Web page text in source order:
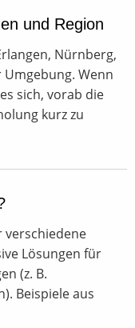
und Region
Nürnberg,
Wenn
sich, vorab die
kurz zu
verschiedene
Lösungen für
(z. B.
Beispiele aus